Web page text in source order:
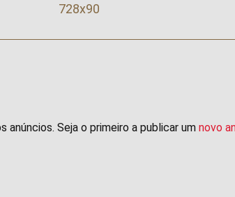
728x90
anúncios. Seja o primeiro a publicar um novo